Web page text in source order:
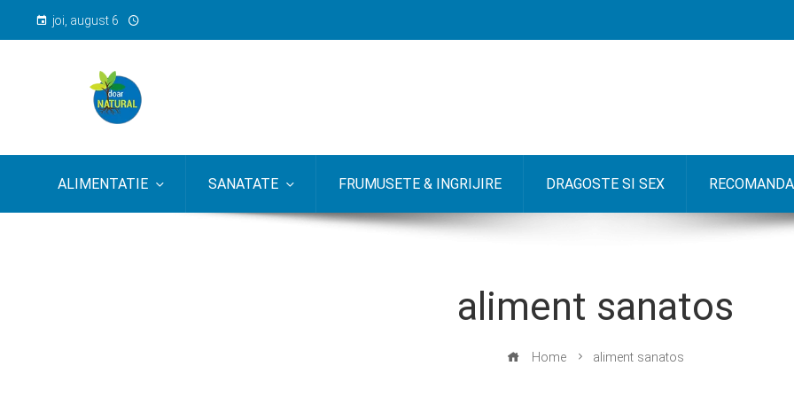
joi, august 6
ALIMENTATIE SANATATE FRUMUSETE & INGRIJIRE DRAGOSTE SI SEX
aliment sanatos
Home aliment sanatos